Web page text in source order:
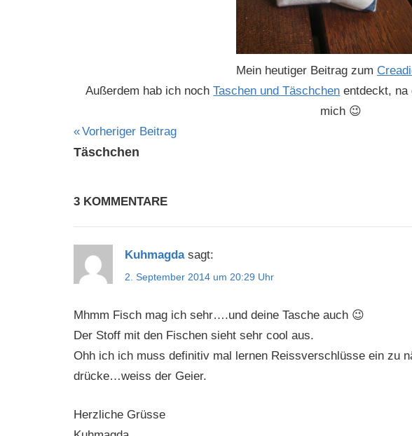
Mein heutiger Beitrag zum
Außerdem hab ich nochTaschen und Täschchen entdeckt, na
mich 😉
Beitragsnavigation
Vorheriger Beitrag
Täschchen
3 KOMMENTARE
Kuhmagda sagt:
2. September 2014 um 20:29 Uhr
Mhmm Fisch mag ich sehr….und deine Tasche auch 😉
Der Stoff mit den Fischen sieht sehr cool aus.
Ohh ich ich muss definitiv mal lernen Reissverschlüsse ein zu
drücke…weiss der Geier.
Herzliche Grüsse